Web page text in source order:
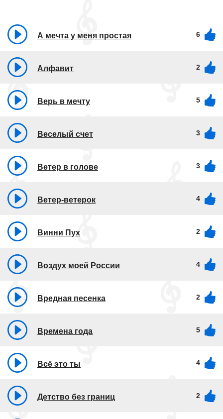
А мечта у меня простая 6
Алфавит 2
Верь в мечту 5
Веселый счет 3
Ветер в голове 3
Ветер-ветерок 4
Винни Пух 2
Воздух моей России 4
Вредная песенка 2
Времена года 5
Всё это ты 4
Детство без границ 2